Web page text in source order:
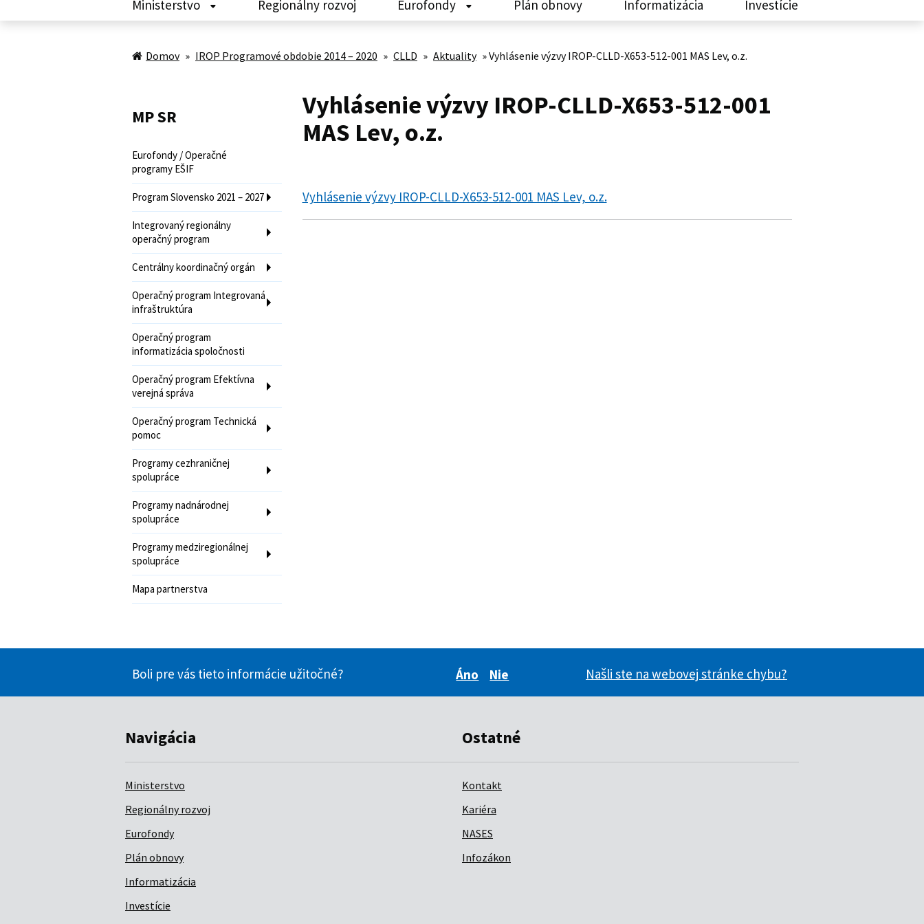
Ministerstvo Regionálny rozvoj Eurofondy Plán obnovy Informatizácia Investície
Domov » IROP Programové obdobie 2014 – 2020 » CLLD » Aktuality »Vyhlásenie výzvy IROP-CLLD-X653-512-001 MAS Lev, o.z.
MP SR
Eurofondy / Operačné
programy EŠIF
Program Slovensko 2021 – 2027
Integrovaný regionálny
operačný program
Centrálny koordinačný orgán
Operačný program Integrovaná
infraštruktúra
Operačný program
informatizácia spoločnosti
Operačný program Efektívna
verejná správa
Operačný program Technická
pomoc
Programy cezhraničnej
spolupráce
Programy nadnárodnej
spolupráce
Programy medziregionálnej
spolupráce
Mapa partnerstva
Vyhlásenie výzvy IROP-CLLD-X653-512-001
MAS Lev, o.z.
Vyhlásenie výzvy IROP-CLLD-X653-512-001 MAS Lev, o.z.
Boli pre vás tieto informácie užitočné?
Áno
Nie
Našli ste na webovej stránke chybu?
Navigácia
Ministerstvo
Regionálny rozvoj
Eurofondy
Plán obnovy
Informatizácia
Investície
Ostatné
Kontakt
Kariéra
NASES
Infozákon